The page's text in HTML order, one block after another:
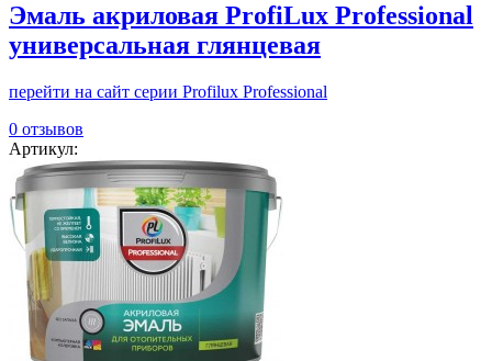
Эмаль акриловая ProfiLux Professional
универсальная глянцевая
перейти на сайт серии Profilux Professional
0 отзывов
Артикул: